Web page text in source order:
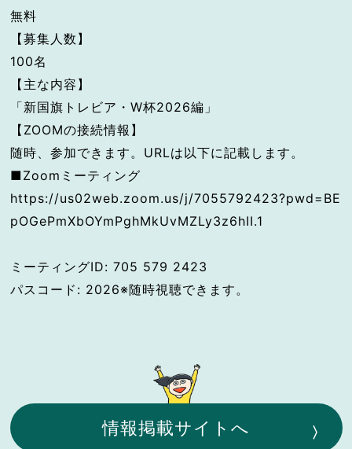
無料
【募集人数】
100名
【主な内容】
「新国旗トレビア・W杯2026編」
【ZOOMの接続情報】
随時、参加できます。URLは以下に記載します。
■Zoomミーティング
https://us02web.zoom.us/j/7055792423?pwd=BE
pOGePmXbOYmPghMkUvMZLy3z6hII.1
ミーティングID: 705 579 2423
パスコード: 2026※随時視聴できます。
情報掲載サイトへ